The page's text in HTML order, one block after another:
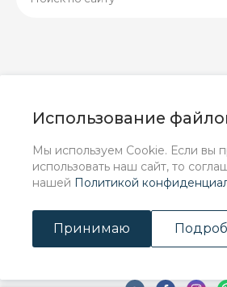
Использование
Мы используем Cookie. Если вы
использовать наш сайт, то
нашей Политикой
Принимаю
информационный характер и ни
положениями Статьи